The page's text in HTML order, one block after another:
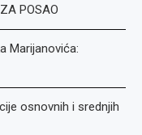
POSAO
Marijanovića:
osnovnih i srednjih